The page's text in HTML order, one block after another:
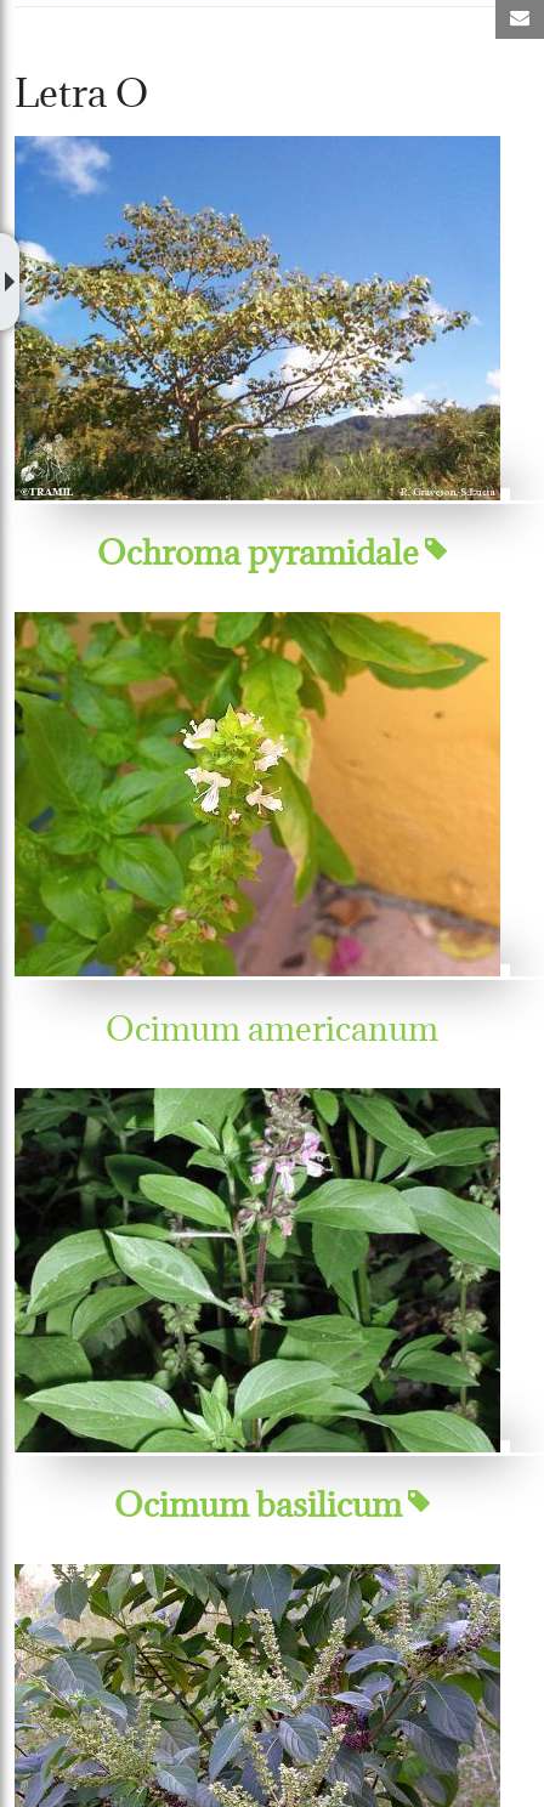
Letra O
Ochroma pyramidale
Ocimum americanum
Ocimum basilicum